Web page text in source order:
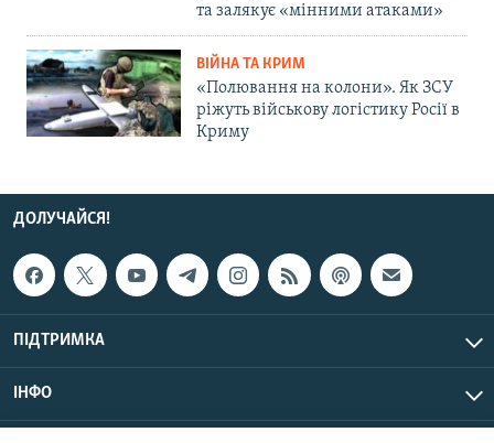
та залякує «мінними атаками»
ВІЙНА ТА КРИМ
«Полювання на колони». Як ЗСУ
ріжуть військову логістику Росії в
Криму
ДОЛУЧАЙСЯ!
ПІДТРИМКА
ІНФО